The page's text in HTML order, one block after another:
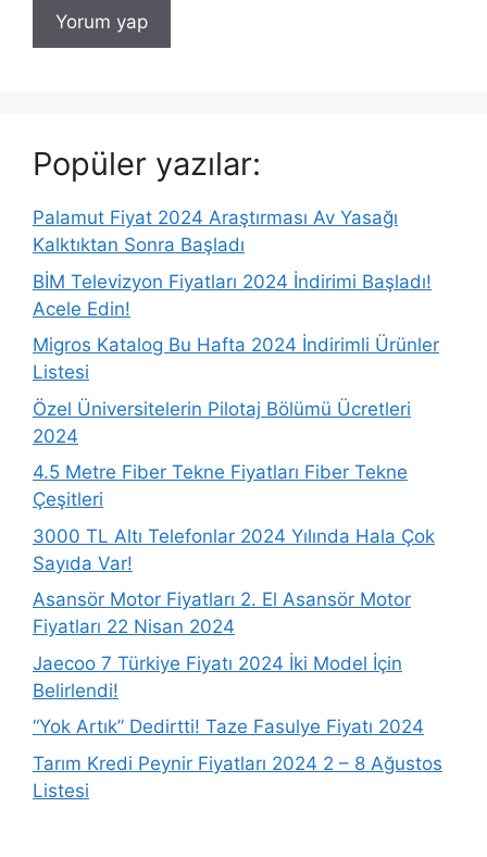
Popüler yazılar:
Palamut Fiyat 2024 Araştırması Av Yasağı
Kalktıktan Sonra Başladı
BİM Televizyon Fiyatları 2024 İndirimi Başladı!
Acele Edin!
Migros Katalog Bu Hafta 2024 İndirimli Ürünler
Listesi
Özel Üniversitelerin Pilotaj Bölümü Ücretleri
2024
4.5 Metre Fiber Tekne Fiyatları Fiber Tekne
Çeşitleri
3000 TL Altı Telefonlar 2024 Yılında Hala Çok
Sayıda Var!
Asansör Motor Fiyatları 2. El Asansör Motor
Fiyatları 22 Nisan 2024
Jaecoo 7 Türkiye Fiyatı 2024 İki Model İçin
Belirlendi!
“Yok Artık” Dedirtti! Taze Fasulye Fiyatı 2024
Tarım Kredi Peynir Fiyatları 2024 2 – 8 Ağustos
Listesi